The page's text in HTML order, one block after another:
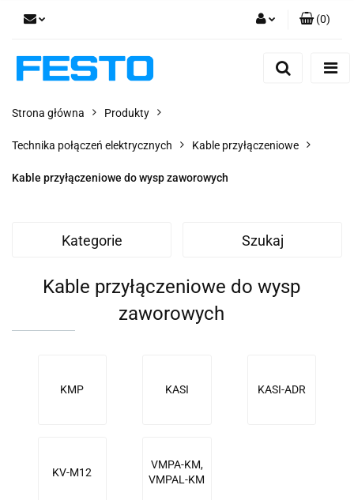
(0)
Strona główna Produkty
Technika połączeń elektrycznych Kable przyłączeniowe
Kable przyłączeniowe do wysp zaworowych
Kategorie Szukaj
Kable przyłączeniowe do wysp
zaworowych
KMP KASI KASI-ADR
KV-M12
VMPA-KM,
VMPAL-KM